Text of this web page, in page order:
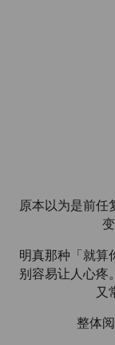
原本以为是前任
明真那种「就算
别容易让人心疼
又
整体